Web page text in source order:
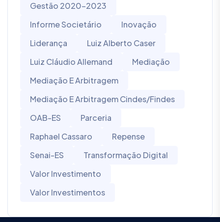
Gestão 2020-2023
Informe Societário
Inovação
Liderança
Luiz Alberto Caser
Luiz Cláudio Allemand
Mediação
Mediação E Arbitragem
Mediação E Arbitragem Cindes/Findes
OAB-ES
Parceria
Raphael Cassaro
Repense
Senai-ES
Transformação Digital
Valor Investimento
Valor Investimentos